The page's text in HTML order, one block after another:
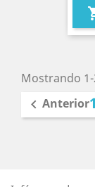
Mostrando
 Anterior1